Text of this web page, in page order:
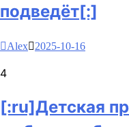
подведёт[:]
Alex 2025-10-16
4
[:ru]Детская